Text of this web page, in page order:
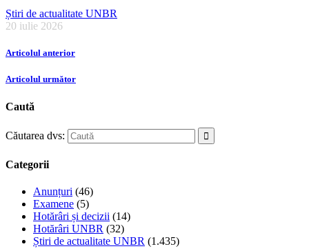
Știri de actualitate UNBR
20 iulie 2026
Articolul anterior
Articolul următor
Caută
Căutarea dvs:
Categorii
Anunțuri (46)
Examene (5)
Hotărâri și decizii (14)
Hotărâri UNBR (32)
Știri de actualitate UNBR (1.435)